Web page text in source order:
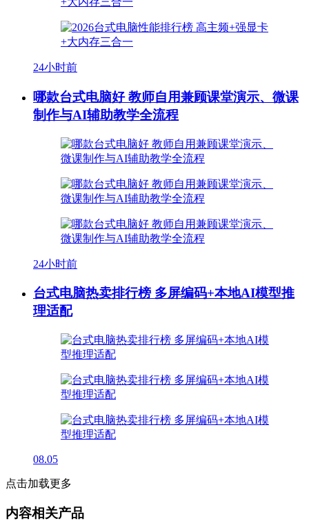
24小时前
哪款台式电脑好 教师自用兼顾课堂演示、微课
制作与AI辅助教学全流程
24小时前
台式电脑热卖排行榜 多屏编码+本地AI模型推
理适配
08.05
点击加载更多
内容相关产品